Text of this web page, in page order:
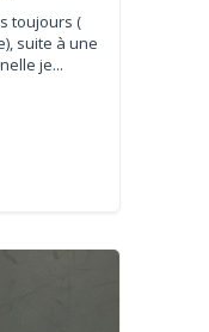
toujours (
suite à une
je...